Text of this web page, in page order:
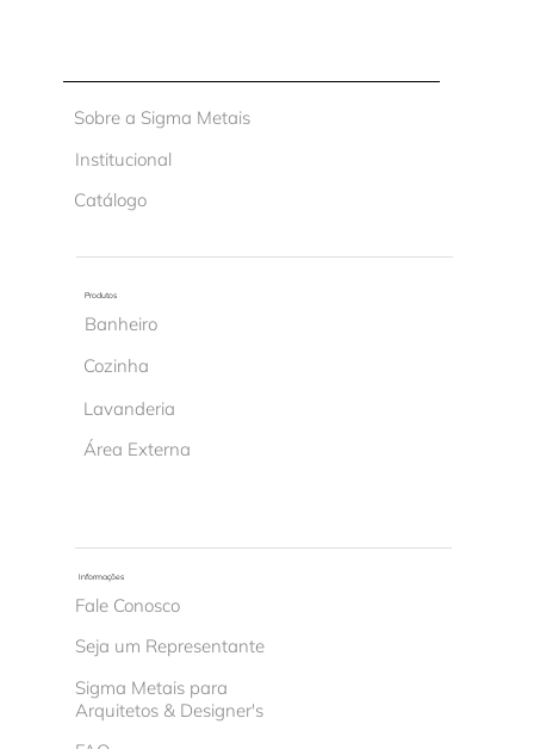
Sobre a Sigma Metais
Institucional
Catálogo
Produtos
Banheiro
Cozinha
Lavanderia
Área Externa
Informações
Fale Conosco
Seja um Representante
Sigma Metais para
Arquitetos & Designer's